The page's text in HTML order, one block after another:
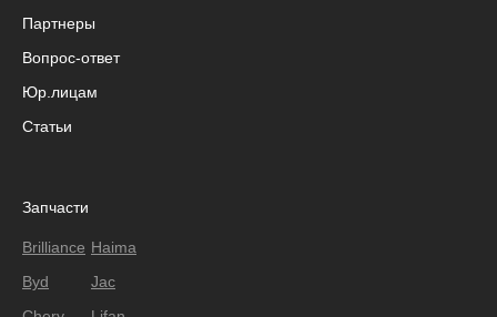
Партнеры
Вопрос-ответ
Юр.лицам
Статьи
Запчасти
Brilliance
Byd
Haima
Jac